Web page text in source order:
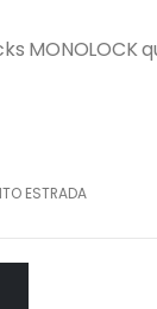
MONOLOCK
ESTRADA